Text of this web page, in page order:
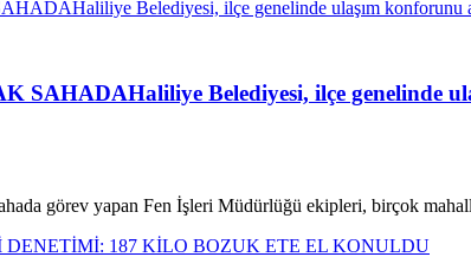
Belediyesi, ilçe genelinde
görev yapan Fen İşleri Müdürlüğü ekipleri, birçok